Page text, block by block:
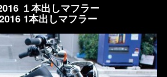
１本出しマフラー
1本出しマフラー